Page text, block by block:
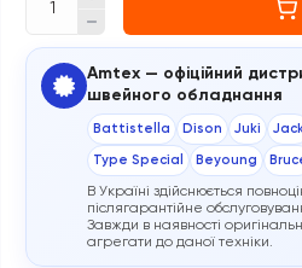
Amtex — офіційний
швейного обладнання
Battistella Dison Juki
Type Special Beyoung
В Україні здійснюється
післягарантійне
Завжди в наявності
агрегати до даної техніки.